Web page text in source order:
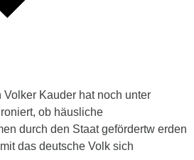
Kauder hat noch unter
ob häusliche
durch den Staat gefördertw erden
das deutsche Volk sich